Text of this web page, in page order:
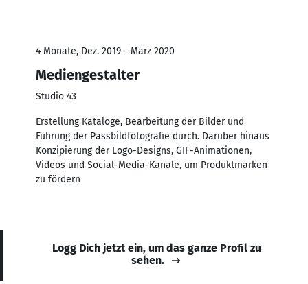
4 Monate, Dez. 2019 - März 2020
Mediengestalter
Studio 43
Erstellung Kataloge, Bearbeitung der Bilder und
Führung der Passbildfotografie durch. Darüber hinaus
Konzipierung der Logo-Designs, GIF-Animationen,
Videos und Social-Media-Kanäle, um Produktmarken
zu fördern
Logg Dich jetzt ein, um das ganze Profil zu
sehen.